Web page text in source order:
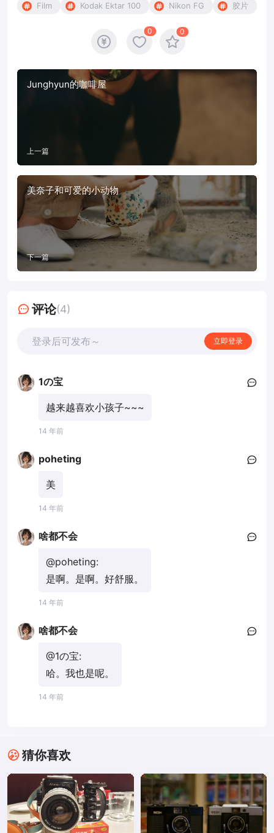
Film Kodak Ektar 100 Nikon FG 胶片
0 0
Junghyun的咖啡屋
上一篇
美奈子和可爱的小动物
下一篇
评论(4)
登录后可发布～ 立即登录
1の宝
越来越喜欢小孩子~~~
14 年前
poheting
美
14 年前
啥都不会
@poheting:
是啊。是啊。好舒服。
14 年前
啥都不会
@1の宝:
哈。我也是呢。
14 年前
猜你喜欢